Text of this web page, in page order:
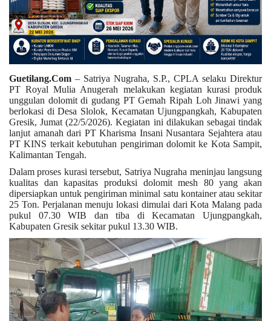
Pekerja Migran Indonesia
Ekonomi
Pendidikan
Informasi Journalism
Olahraga
Kesehatan
Layanan Publik
Perempuan/Anak
Guetilang.Com – Satriya Nugraha, S.P., CPLA selaku Direktur
PT Royal Mulia Anugerah melakukan kegiatan kurasi produk
unggulan dolomit di gudang PT Gemah Ripah Loh Jinawi yang
berlokasi di Desa Slolok, Kecamatan Ujungpangkah, Kabupaten
Gresik, Jumat (22/5/2026). Kegiatan ini dilakukan sebagai tindak
lanjut amanah dari PT Kharisma Insani Nusantara Sejahtera atau
PT KINS terkait kebutuhan pengiriman dolomit ke Kota Sampit,
Kalimantan Tengah.
Dalam proses kurasi tersebut, Satriya Nugraha meninjau langsung
kualitas dan kapasitas produksi dolomit mesh 80 yang akan
dipersiapkan untuk pengiriman minimal satu kontainer atau sekitar
25 Ton. Perjalanan menuju lokasi dimulai dari Kota Malang pada
pukul 07.30 WIB dan tiba di Kecamatan Ujungpangkah,
Kabupaten Gresik sekitar pukul 13.30 WIB.